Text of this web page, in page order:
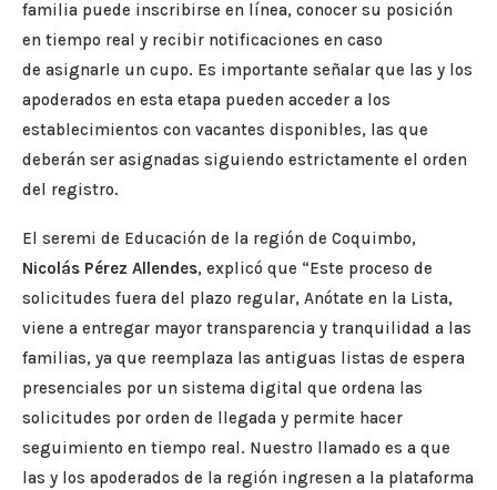
familia puede inscribirse en línea, conocer su posición
en tiempo real y recibir notificaciones en caso
de asignarle un cupo. Es importante señalar que las y los
apoderados en esta etapa pueden acceder a los
establecimientos con vacantes disponibles, las que
deberán ser asignadas siguiendo estrictamente el orden
del registro.
El seremi de Educación de la región de Coquimbo,
Nicolás Pérez Allendes, explicó que “Este proceso de
solicitudes fuera del plazo regular, Anótate en la Lista,
viene a entregar mayor transparencia y tranquilidad a las
familias, ya que reemplaza las antiguas listas de espera
presenciales por un sistema digital que ordena las
solicitudes por orden de llegada y permite hacer
seguimiento en tiempo real. Nuestro llamado es a que
las y los apoderados de la región ingresen a la plataforma